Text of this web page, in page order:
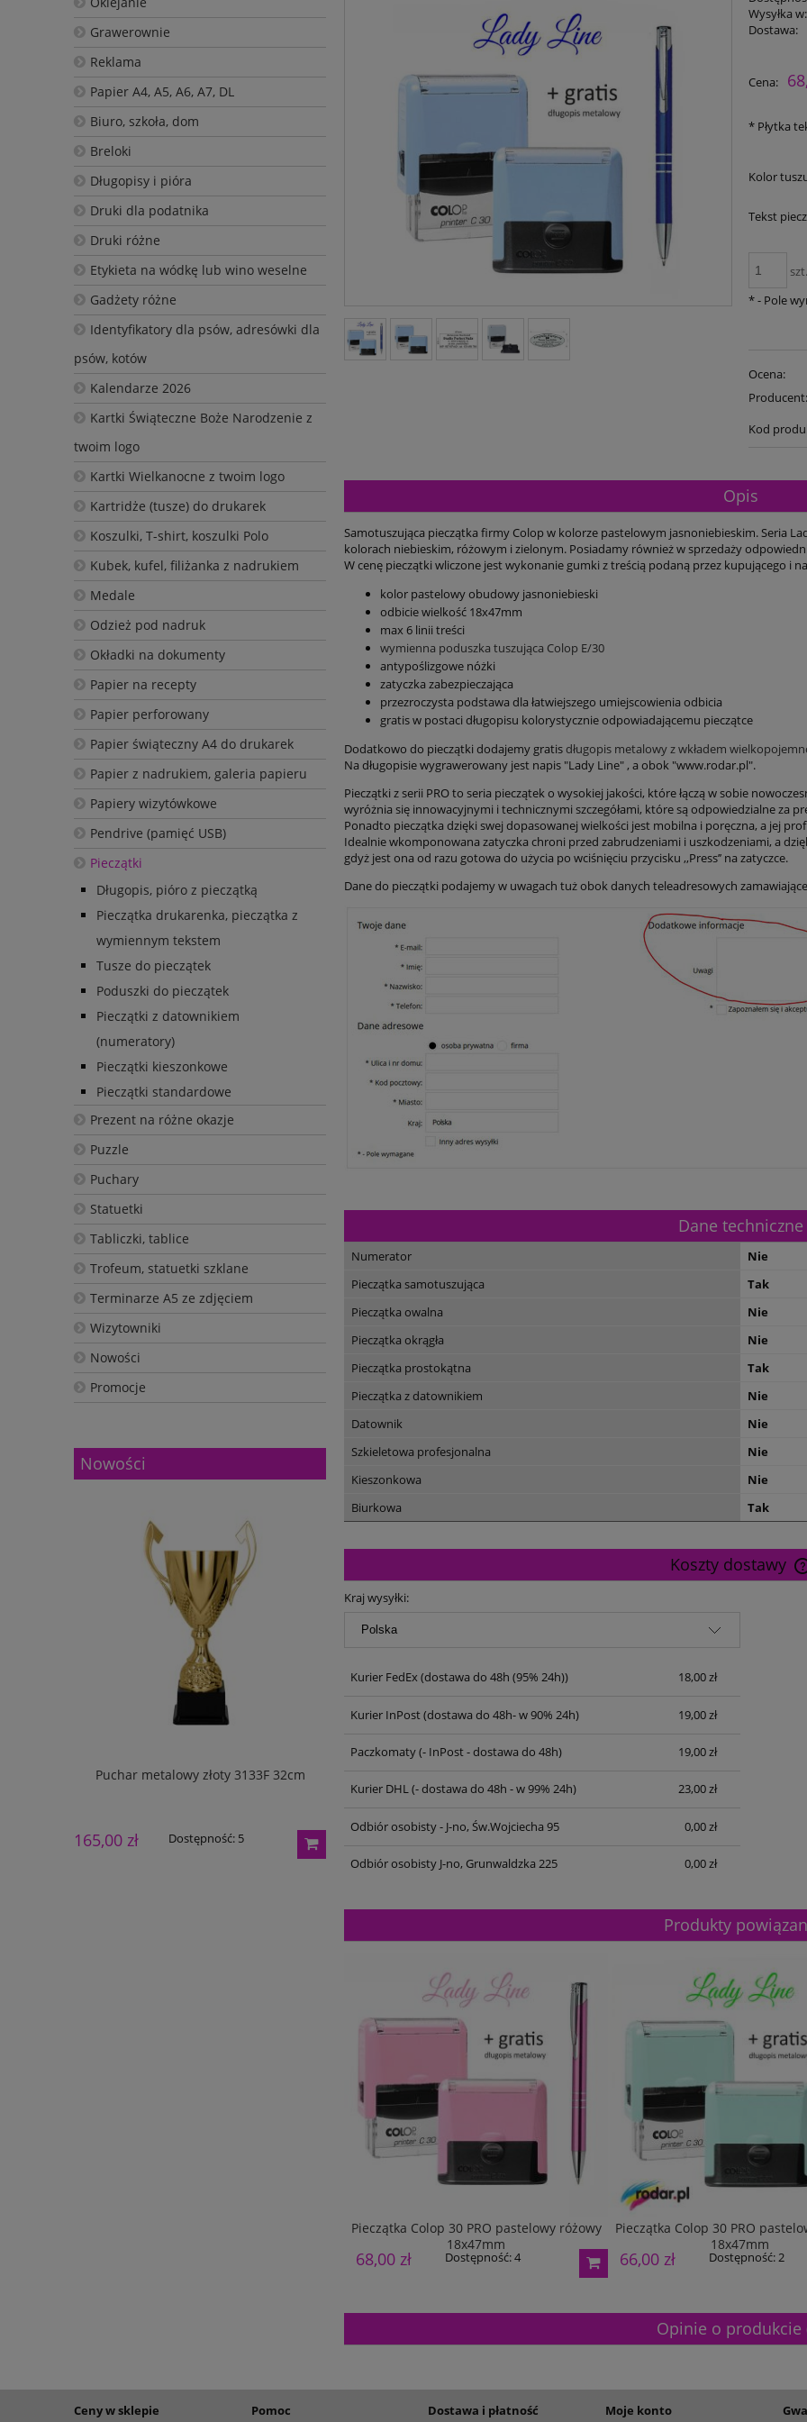
Grawerownie
Reklama
Papier A4, A5, A6, A7, DL
Biuro, szkoła, dom
Breloki
Długopisy i pióra
Druki dla podatnika
Druki różne
Etykieta na wódkę lub wino weselne
Gadżety różne
Identyfikatory dla psów, adresówki dla
psów, kotów
Kalendarze 2026
Kartki Świąteczne Boże Narodzenie z
twoim logo
Kartki Wielkanocne z twoim logo
Kartridże (tusze) do drukarek
Koszulki, T-shirt, koszulki Polo
Kubek, kufel, filiżanka z nadrukiem
Medale
Odzież pod nadruk
Okładki na dokumenty
Papier na recepty
Papier perforowany
Papier świąteczny A4 do drukarek
Papier z nadrukiem, galeria papieru
Papiery wizytówkowe
Pendrive (pamięć USB)
Pieczątki
Długopis, pióro z pieczątką
Pieczątka drukarenka, pieczątka z
wymiennym tekstem
Tusze do pieczątek
Poduszki do pieczątek
Pieczątki z datownikiem
(numeratory)
Pieczątki kieszonkowe
Pieczątki standardowe
Prezent na różne okazje
Puzzle
Puchary
Statuetki
Tabliczki, tablice
Trofeum, statuetki szklane
Terminarze A5 ze zdjęciem
Wizytowniki
Nowości
Promocje
Nowości
Puchar metalowy złoty 3133F 32cm
165,00 zł Dostępność: 5 Dostępność:
Wysyłka w:
Dostawa:
Cena:
* Płytka
Kolor
Tekst
szt.
*- Pole
Ocena:
Producent:
Kod
Opis
Samotuszująca pieczątka firmy Colop w kolorze pastelowym jasnoniebieskim. Seria
kolorach niebieskim, różowym i zielonym. Posiadamy również w sprzedaży
W cenę pieczątki wliczone jest wykonanie gumki z treścią podaną przez kupującego i
kolor pastelowy obudowy jasnoniebieski
odbicie wielkość 18x47mm
max 6 linii treści
wymienna poduszka tuszująca Colop E/30
antypoślizgowe nóżki
zatyczka zabezpieczająca
przezroczysta podstawa dla łatwiejszego umiejscowienia odbicia
gratis w postaci długopisu kolorystycznie odpowiadającemu pieczątce
Dodatkowo do pieczątki dodajemy gratisdługopis metalowy z wkładem
Na długopisie wygrawerowany jest napis "Lady Line" , a obok "www.rodar.pl".
Pieczątki z serii PRO to seria pieczątek o wysokiej jakości, które łączą w sobie
wyróżnia się innowacyjnymi i technicznymi szczegółami, które są odpowiedzialne za
Ponadto pieczątka dzięki swej dopasowanej wielkości jest mobilna i poręczna, a jej
Idealnie wkomponowana zatyczka chroni przed zabrudzeniami i uszkodzeniami, a
gdyż jest ona od razu gotowa do użycia po wciśnięciu przycisku ,,Press’’ na zatyczce.
Dane do pieczątki podajemy w uwagach tuż obok danych teleadresowych
Dane techniczne
Numerator
Nie
Pieczątka samotuszująca
Tak
Pieczątka owalna
Nie
Pieczątka okrągła
Nie
Pieczątka prostokątna
Tak
Pieczątka z datownikiem
Nie
Datownik
Nie
Szkieletowa profesjonalna
Nie
Kieszonkowa
Nie
Biurkowa
Tak
Koszty dostawy
Kraj wysyłki:
Kurier FedEx(dostawa do 48h (95% 24h)) 18,00 zł
Kurier InPost(dostawa do 48h- w 90% 24h) 19,00 zł
Paczkomaty(- InPost - dostawa do 48h) 19,00 zł
Kurier DHL(- dostawa do 48h - w 99% 24h) 23,00 zł
Odbiór osobisty - J-no, Św.Wojciecha 95 0,00 zł
Odbiór osobisty J-no, Grunwaldzka 225 0,00 zł
Produkty
Pieczątka Colop 30 PRO pastelowy różowy
18x47mm
68,00 zł Dostępność:4
Pieczątka Colop 30 PRO
18x47mm
66,00 zł Dostępność:2
Opinie o produkcie
Ceny w sklepie Pomoc Dostawa i płatność Moje konto